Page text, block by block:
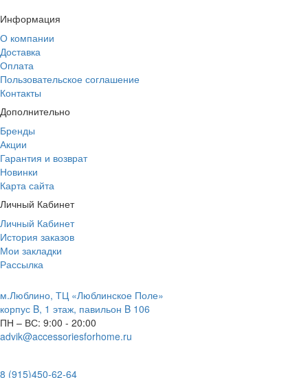
Информация
О компании
Доставка
Оплата
Пользовательское соглашение
Контакты
Дополнительно
Бренды
Акции
Гарантия и возврат
Новинки
Карта сайта
Личный Кабинет
Личный Кабинет
История заказов
Мои закладки
Рассылка
м.Люблино, ТЦ «Люблинское Поле»
корпус B, 1 этаж, павильон B 106
ПН – ВС: 9:00 - 20:00
advik@accessoriesforhome.ru
8 (915)450-62-64